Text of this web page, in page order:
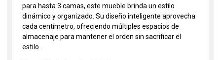
para hasta 3 camas, este mueble brinda un estilo
dinámico y organizado. Su diseño inteligente aprovecha
cada centímetro, ofreciendo múltiples espacios de
almacenaje para mantener el orden sin sacrificar el
estilo.